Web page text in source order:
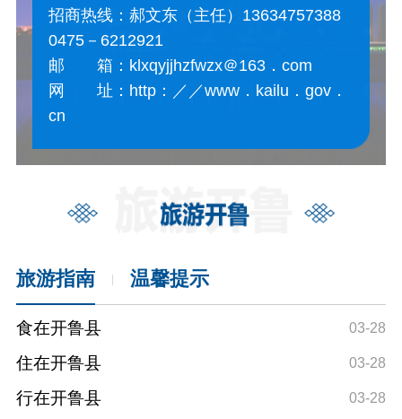
招商热线：郝文东（主任）13634757388
0475－6212921
邮 箱：klxqyjjhzfwzx＠163．com
网 址：http：／／www．kailu．gov．
cn
旅游指南 温馨提示
食在开鲁县 03-28
住在开鲁县 03-28
行在开鲁县 03-28